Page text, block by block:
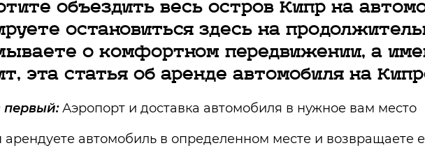
объездить весь остров Кипр на
остановиться здесь на
о комфортном передвижении, а
эта статья об аренде автомобиля на
первый:Аэропорт и доставка автомобиля в нужное вам место
арендуете автомобиль в определенном месте и возвращаете